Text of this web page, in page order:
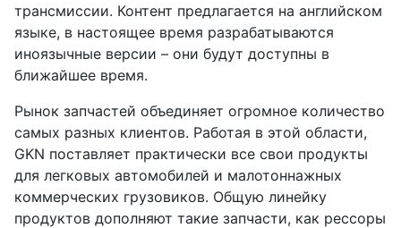
трансмиссии. Контент предлагается на английском
языке, в настоящее время разрабатываются
иноязычные версии – они будут доступны в
ближайшее время.
Рынок запчастей объединяет огромное количество
самых разных клиентов. Работая в этой области,
GKN поставляет практически все свои продукты
для легковых автомобилей и малотоннажных
коммерческих грузовиков. Общую линейку
продуктов дополняют такие запчасти, как рессоры